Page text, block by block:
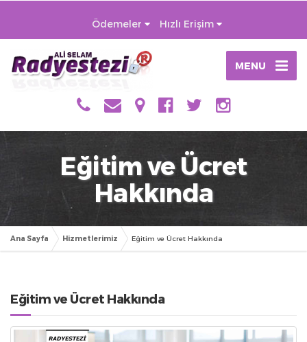
Ödemeler Hızlı Erişim
MENU
Eğitim ve Ücret
Hakkında
Ana Sayfa Hizmetlerimiz Eğitim ve Ücret Hakkında
Eğitim ve Ücret Hakkında